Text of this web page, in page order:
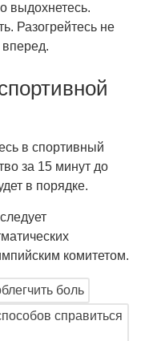
выдохнетесь.
Разогрейтесь не
в спортивный
за 15 минут до
в порядке.
комитетом.
боль
справиться